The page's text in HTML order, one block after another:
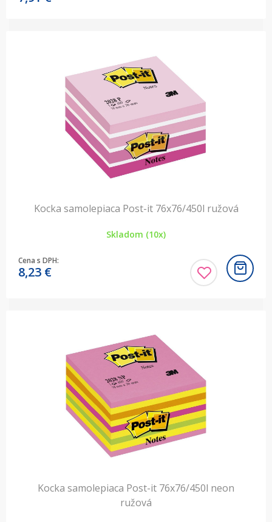
Kocka samolepiaca Post-it 76x76/450l ružová
Skladom (10x)
Cena s DPH:
8,23 €
Kocka samolepiaca Post-it 76x76/450l neon
ružová